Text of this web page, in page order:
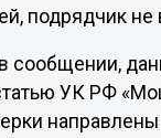
подрядчик не
сообщении,
УК РФ